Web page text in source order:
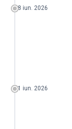
8 iun. 2026
1 iun. 2026